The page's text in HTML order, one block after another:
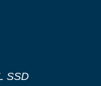
SSD